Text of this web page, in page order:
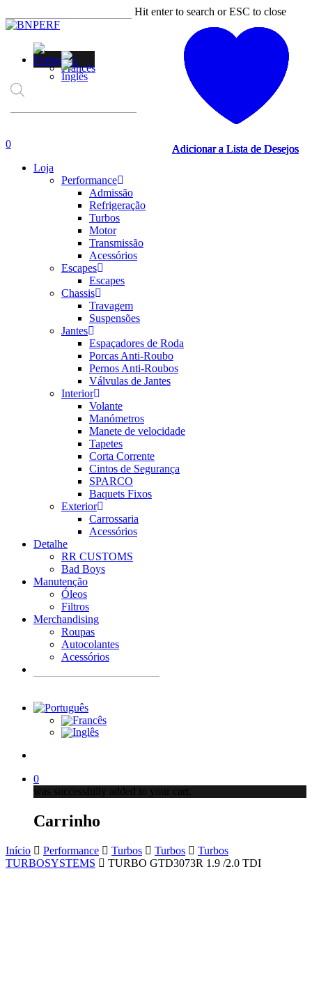
to
content
Hit enter to search or ESC to close
Close
account
0
Loja
Performance
Admissão
Refrigeração
Turbos
Motor
Transmissão
Acessórios
Escapes
Escapes
Chassis
Travagem
Suspensões
Jantes
Espaçadores de Roda
Porcas Anti-Roubo
Pernos Anti-Roubos
Válvulas de Jantes
Interior
Volante
Manómetros
Manete de velocidade
Tapetes
Corta Corrente
Cintos de Segurança
SPARCO
Baquets Fixos
Exterior
Carrossaria
Acessórios
Detalhe
RR CUSTOMS
Bad Boys
Manutenção
Óleos
Filtros
Merchandising
Roupas
Autocolantes
Acessórios
0
was successfully added to your cart.
Carrinho
Início Performance Turbos Turbos
Turbos
TURBOSYSTEMS
TURBO GTD3073R 1.9 /2.0 TDI
Adicionar a Lista de Desejos
Adicionar a Lista de Desejos
Adicionar a Lista de Desejos
Adicionar a Lista de Desejos